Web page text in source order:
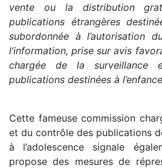
vente ou la distribution
publications étrangères
subordonnée à l’autorisation
l’information, prise sur avis
chargée de la surveillance
publications destinées à
Cette fameuse commission
et du contrôle des publications
à l’adolescence signale
propose des mesures de